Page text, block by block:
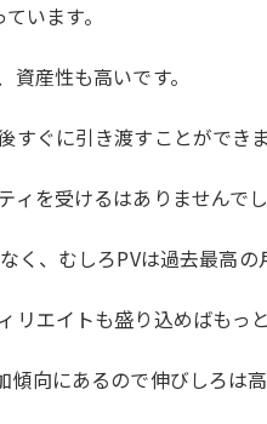
います。
産性も高いです。
ぐに引き渡すことができま
を受けるはありませんでし
く、むしろPVは過去最高
リエイトも盛り込めばもっ
傾向にあるので伸びしろは